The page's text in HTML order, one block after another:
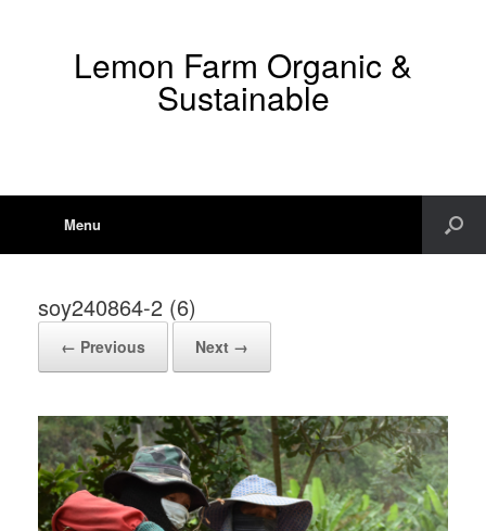
Lemon Farm Organic &
Sustainable
Menu
soy240864-2 (6)
← Previous Next →